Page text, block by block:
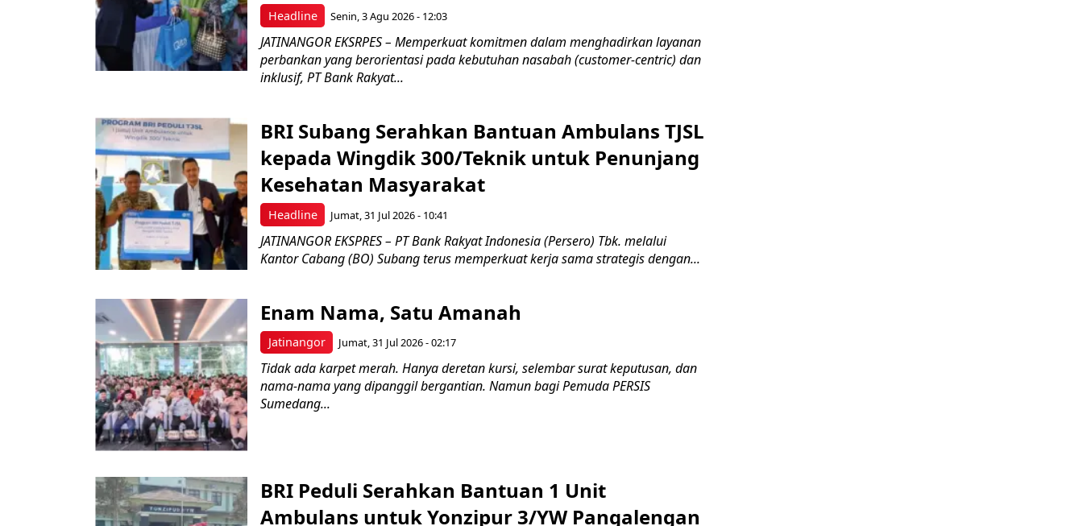
Headline Senin, 3 Agu 2026 - 12:03
JATINANGOR EKSRPES – Memperkuat komitmen dalam menghadirkan layanan
perbankan yang berorientasi pada kebutuhan nasabah (customer-centric) dan
inklusif, PT Bank Rakyat...
Headline
BRI Subang Serahkan Bantuan Ambulans TJSL
kepada Wingdik 300/Teknik untuk Penunjang
Kesehatan Masyarakat ​
Jumat, 31 Jul 2026 - 10:41
JATINANGOR EKSPRES – PT Bank Rakyat Indonesia (Persero) Tbk. melalui
Kantor Cabang (BO) Subang terus memperkuat kerja sama strategis dengan...
Jatinangor
Enam Nama, Satu Amanah
Jumat, 31 Jul 2026 - 02:17
Tidak ada karpet merah. Hanya deretan kursi, selembar surat keputusan, dan
nama-nama yang dipanggil bergantian. Namun bagi Pemuda PERSIS
Sumedang...
BRI Peduli Serahkan Bantuan 1 Unit
Ambulans untuk Yonzipur 3/YW Pangalengan